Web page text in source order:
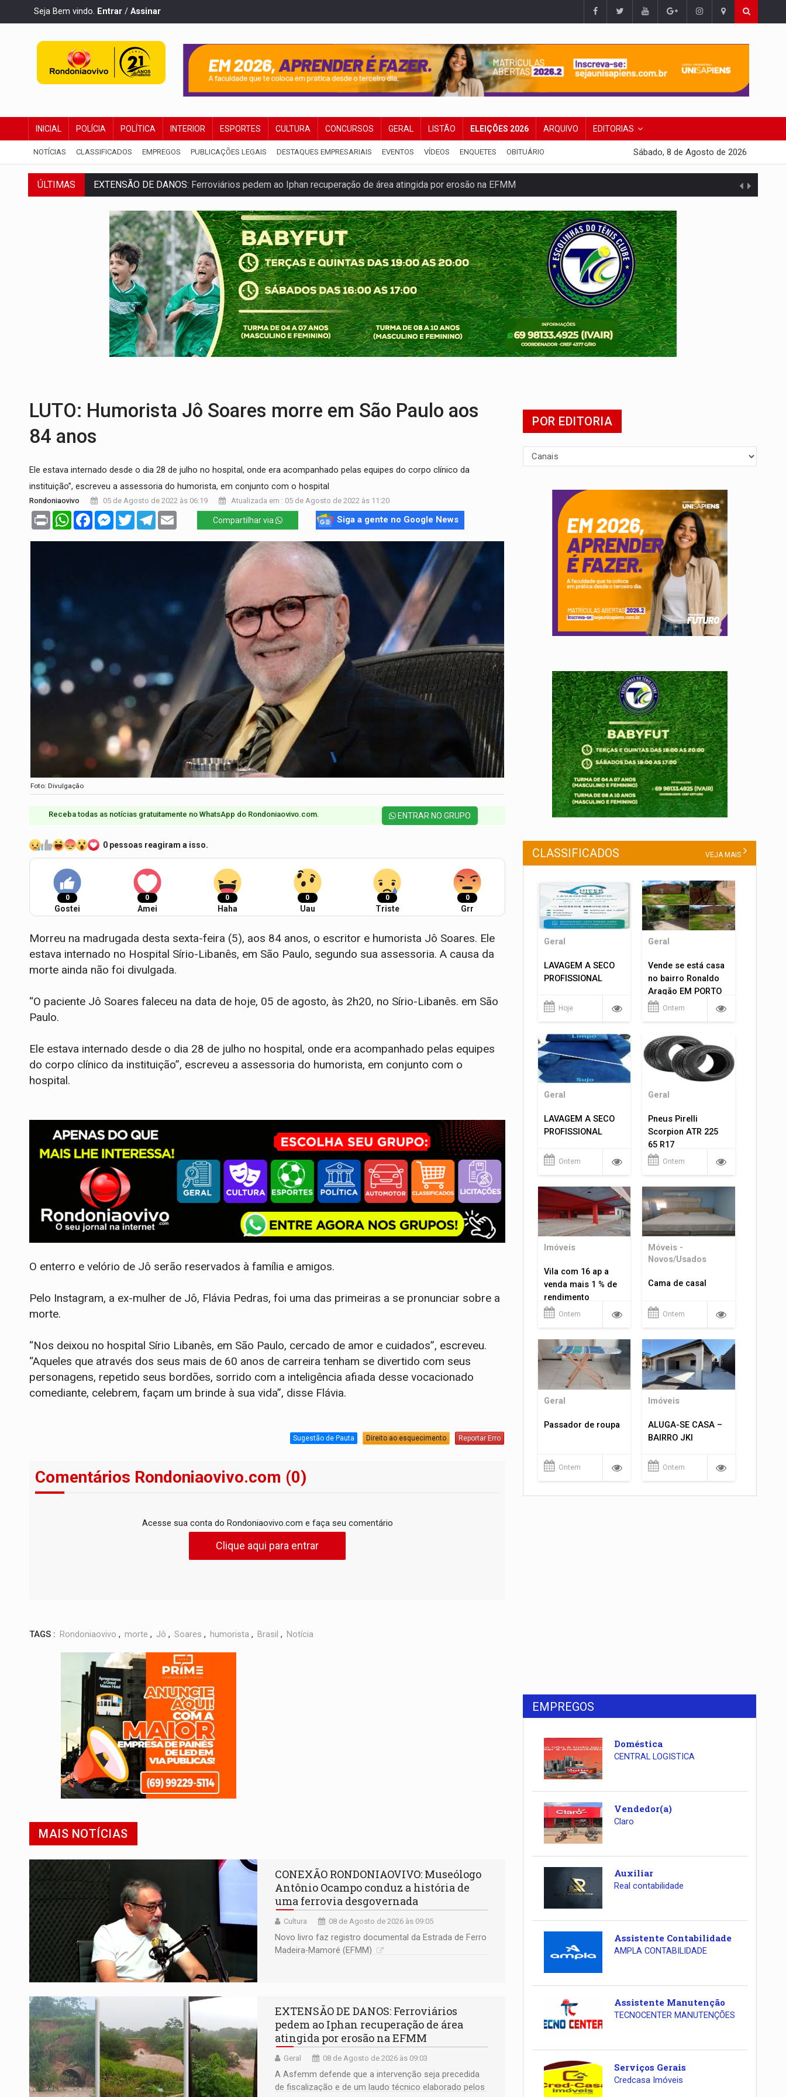
Seja Bem vindo. Entrar / Assinar
INICIAL POLÍCIA POLÍTICA INTERIOR ESPORTES CULTURA CONCURSOS GERAL LISTÃO ELEIÇÕES 2026 ARQUIVO EDITORIAS
NOTÍCIAS CLASSIFICADOS EMPREGOS PUBLICAÇÕES LEGAIS DESTAQUES EMPRESARIAIS EVENTOS VÍDEOS ENQUETES OBITUÁRIO Sábado, 8 de Agosto de 2026
ÚLTIMAS EXTENSÃO DE DANOS: Ferroviários pedem ao Iphan recuperação de área atingida por erosão na EFMM
VARIANDO O CARDÁPIO:Veja essa receita de carne assada para o almoço e o jantar
PREJUÍZO AOS ESTUDANTES:Greve dos professores em PVH é considerada ilegal pela Justiça
POSSESSÃO DE DEBORAH LOGAN:Terror mistura mistério e filmagens quase reais – Por Marcos Souza
TRANSPARÊNCIA:TCE reúne candidatos ao Governo e apresenta diagnóstico sobre RO
ELAS DECIDEM:Mulheres são maioria e representam 52% do eleitorado de Rondônia em 2026
NO CARRO:Homem é preso com pistola 9mm durante abordagem da Força Tática na zona Sul
TRÁGICO:Pai do 'Xandy Motocross' morre em acidente na BR-364
LUTO: Humorista Jô Soares morre em São Paulo aos
84 anos
Ele estava internado desde o dia 28 de julho no hospital, onde era acompanhado pelas equipes do corpo clínico da
instituição”, escreveu a assessoria do humorista, em conjunto com o hospital
Rondoniaovivo 05 de Agosto de 2022 às 06:19 Atualizada em : 05 de Agosto de 2022 às 11:20
Print WhatsAppFacebookMessenger
TwitterTelegram Compartilhar via Siga a gente no Google News
Foto: Divulgação
Receba todas as notícias gratuitamente no WhatsApp do Rondoniaovivo.com.​ ENTRAR NO GRUPO
0 pessoas reagiram a isso.
0
Gostei
0
Amei
0
Haha
0
Uau
0
Triste
0
Grr
Morreu na madrugada desta sexta-feira (5), aos 84 anos, o escritor e humorista Jô Soares. Ele
estava internado no Hospital Sírio-Libanês, em São Paulo, segundo sua assessoria. A causa da
morte ainda não foi divulgada.
“O paciente Jô Soares faleceu na data de hoje, 05 de agosto, às 2h20, no Sírio-Libanês. em São
Paulo.
Ele estava internado desde o dia 28 de julho no hospital, onde era acompanhado pelas equipes
do corpo clínico da instituição”, escreveu a assessoria do humorista, em conjunto com o
hospital.
O enterro e velório de Jô serão reservados à família e amigos.
Pelo Instagram, a ex-mulher de Jô, Flávia Pedras, foi uma das primeiras a se pronunciar sobre a
morte.
“Nos deixou no hospital Sírio Libanês, em São Paulo, cercado de amor e cuidados”, escreveu.
“Aqueles que através dos seus mais de 60 anos de carreira tenham se divertido com seus
personagens, repetido seus bordões, sorrido com a inteligência afiada desse vocacionado
comediante, celebrem, façam um brinde à sua vida”, disse Flávia.
Sugestão de Pauta Direito ao esquecimento Reportar Erro
Comentários Rondoniaovivo.com (0)
Acesse sua conta do Rondoniaovivo.com e faça seu comentário
Clique aqui para entrar
TAGS : Rondoniaovivo , morte , Jô , Soares , humorista , Brasil , Notícia
MAIS NOTÍCIAS
CONEXÃO RONDONIAOVIVO: Museólogo
Antônio Ocampo conduz a história de
uma ferrovia desgovernada
Cultura 08 de Agosto de 2026 às 09:05
Novo livro faz registro documental da Estrada de Ferro
Madeira-Mamoré (EFMM)
EXTENSÃO DE DANOS: Ferroviários
pedem ao Iphan recuperação de área
atingida por erosão na EFMM
Geral 08 de Agosto de 2026 às 09:03
A Asfemm defende que a intervenção seja precedida
de fiscalização e de um laudo técnico elaborado pelos
POR EDITORIA
CLASSIFICADOS VEJA MAIS
Geral
LAVAGEM A SECO
PROFISSIONAL
Hoje
Geral
Vende se está casa
no bairro Ronaldo
Aragão EM PORTO
VELHO RO.
Ontem
Geral
LAVAGEM A SECO
PROFISSIONAL
Ontem
Geral
Pneus Pirelli
Scorpion ATR 225
65 R17
Ontem
Imóveis
Vila com 16 ap a
venda mais 1 % de
rendimento
Ontem
Móveis -
Novos/Usados
Cama de casal
Ontem
Geral
Passador de roupa
Ontem
Imóveis
ALUGA-SE CASA –
BAIRRO JKI
Ontem
EMPREGOS
Doméstica
CENTRAL LOGISTICA
Vendedor(a)
Claro
Auxiliar
Real contabilidade
Assistente Contabilidade
AMPLA CONTABILIDADE
Assistente Manutenção
TECNOCENTER MANUTENÇÕES
Serviços Gerais
Credcasa Imóveis